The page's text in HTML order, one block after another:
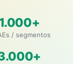
1.000+
/ segmentos